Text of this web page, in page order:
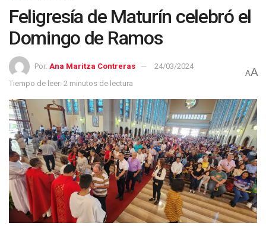
Feligresía de Maturín celebró el
Domingo de Ramos
Por: Ana Maritza Contreras
24/03/2024
Tiempo de leer: 2 minutos de lectura
AA